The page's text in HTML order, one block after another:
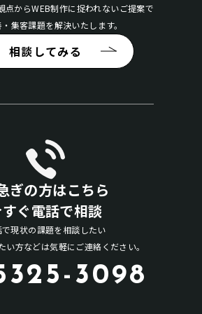
点からWEB制作に捉われないご提案で
集客課題を解決いたします。
相談してみる
ぎの方はこちら
ぐ電話で相談
で現状の課題を相談したい
い方などは気軽にご連絡ください。
3098